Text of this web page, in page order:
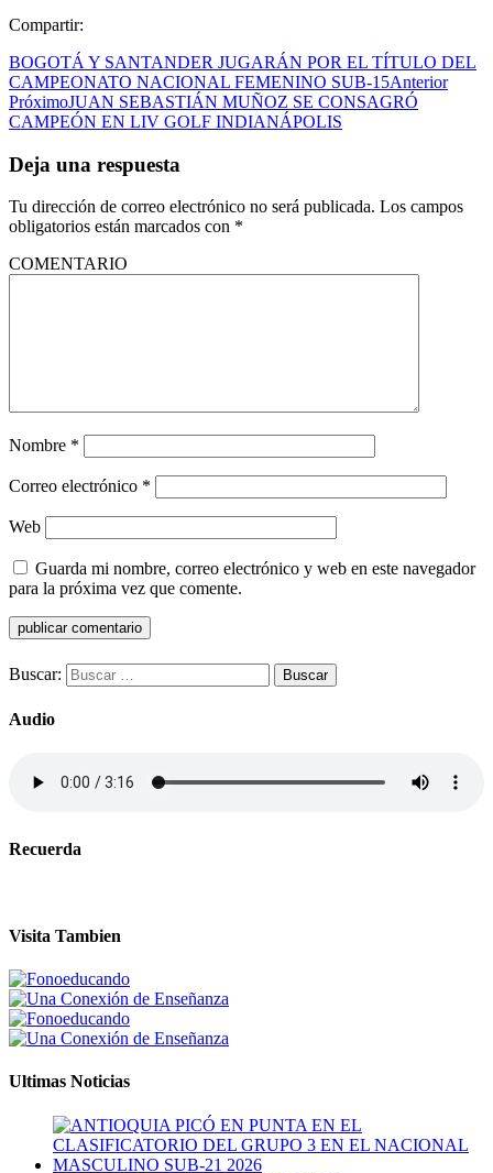
Compartir:
BOGOTÁ Y SANTANDER JUGARÁN POR EL TÍTULO DEL
CAMPEONATO NACIONAL FEMENINO SUB-15Anterior
PróximoJUAN SEBASTIÁN MUÑOZ SE CONSAGRÓ
CAMPEÓN EN LIV GOLF INDIANÁPOLIS
Deja una respuesta
Tu dirección de correo electrónico no será publicada. Los campos
obligatorios están marcados con *
COMENTARIO
Nombre *
Correo electrónico *
Web
Guarda mi nombre, correo electrónico y web en este navegador
para la próxima vez que comente.
Buscar:
Audio
Recuerda
Visita Tambien
Ultimas Noticias